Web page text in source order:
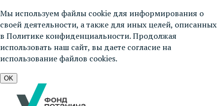
Мы используем файлы cookie для информирования о
своей деятельности, а также для иных целей, описанных
в Политике конфиденциальности. Продолжая
использовать наш сайт, вы даете согласие на
использование файлов cookies.
OK